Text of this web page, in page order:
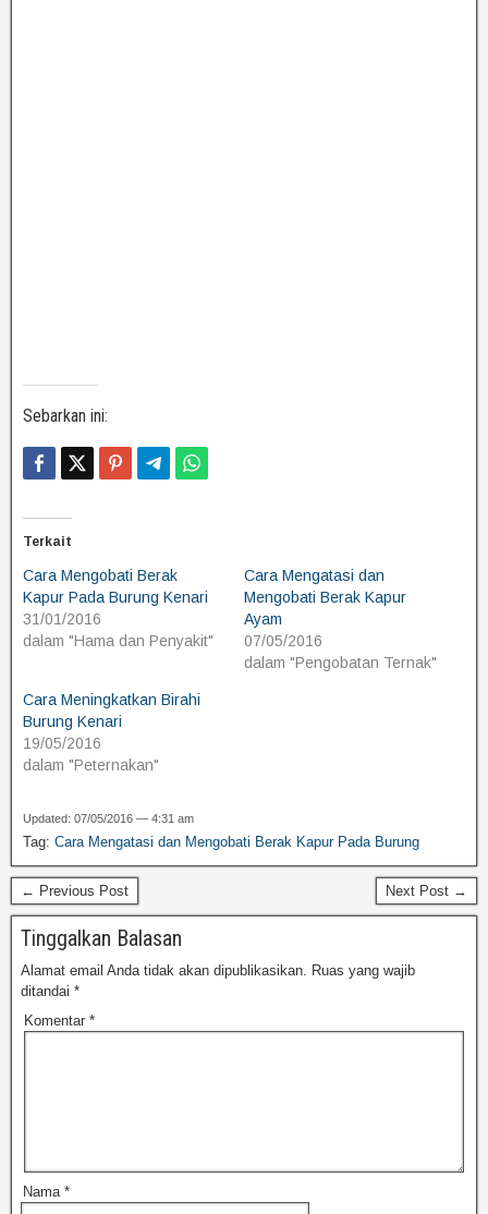
Sebarkan ini:
Terkait
Cara Mengobati Berak
Kapur Pada Burung Kenari
31/01/2016
dalam "Hama dan Penyakit"
Cara Mengatasi dan
Mengobati Berak Kapur
Ayam
07/05/2016
dalam "Pengobatan Ternak"
Cara Meningkatkan Birahi
Burung Kenari
19/05/2016
dalam "Peternakan"
Updated: 07/05/2016 — 4:31 am
Tag: Cara Mengatasi dan Mengobati Berak Kapur Pada Burung
← Previous Post Next Post →
Tinggalkan Balasan
Alamat email Anda tidak akan dipublikasikan.
Ruas yang wajib
ditandai *
Komentar *
Nama *